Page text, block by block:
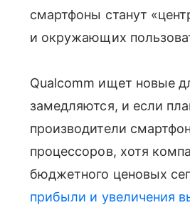
смартфоны станут
и окружающих
Qualcomm ищет новые
замедляются, и если
производители
процессоров, хотя
бюджетного ценовых
прибыли и увеличения